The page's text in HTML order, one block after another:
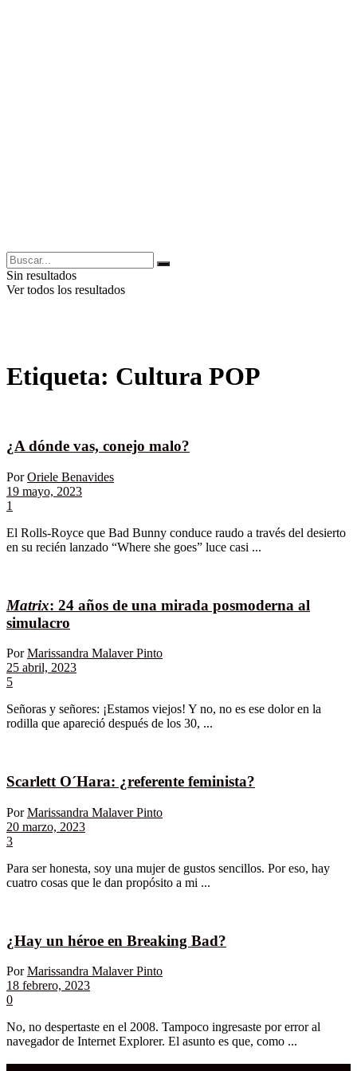
Sin resultados
Ver todos los resultados
Etiqueta: Cultura POP
¿A dónde vas, conejo malo?
Por Oriele Benavides
19 mayo, 2023
1
El Rolls-Royce que Bad Bunny conduce raudo a través del desierto
en su recién lanzado “Where she goes” luce casi ...
Matrix: 24 años de una mirada posmoderna al
simulacro
Por Marissandra Malaver Pinto
25 abril, 2023
5
Señoras y señores: ¡Estamos viejos! Y no, no es ese dolor en la
rodilla que apareció después de los 30, ...
Scarlett O´Hara: ¿referente feminista?
Por Marissandra Malaver Pinto
20 marzo, 2023
3
Para ser honesta, soy una mujer de gustos sencillos. Por eso, hay
cuatro cosas que le dan propósito a mi ...
¿Hay un héroe en Breaking Bad?
Por Marissandra Malaver Pinto
18 febrero, 2023
0
No, no despertaste en el 2008. Tampoco ingresaste por error al
navegador de Internet Explorer. El asunto es que, como ...